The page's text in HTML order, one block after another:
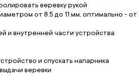
веревку рукой
от 8.5 до 11 мм, оптимально - от
и внутренней части устройства
и спускать напарника
веревки